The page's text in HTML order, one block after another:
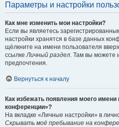
Параметры и настройки
Как мне изменить мои настройки?
Если вы являетесь
настройки хранятся в базе данных
щёлкните на имени пользователя
ссылкеЛичный раздел. Там вы можете
предпочтения.
Вернуться к началу
Как избежать появления моего имени
конференции»?
На вкладке «Личные настройки» в
Скрывать моё пребывание на